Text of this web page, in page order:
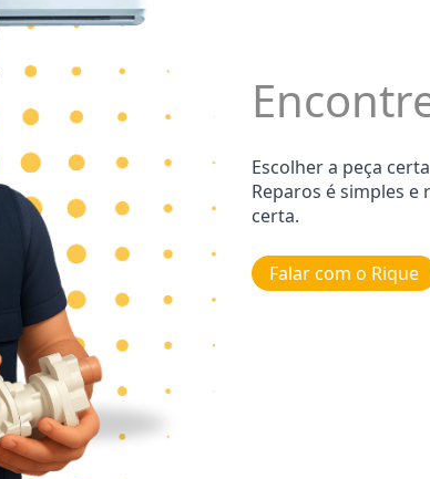
Escolher a peça
Reparos é simples
certa.
Falar com o Rique